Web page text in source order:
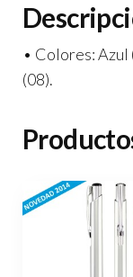
• Colores: Azul
(08).